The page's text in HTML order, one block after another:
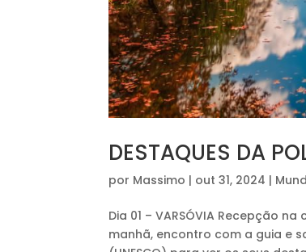
DESTAQUES DA
por Massimo | out 31, 2024 |
Dia 01 – VARSÓVIA Recepção
manhã, encontro com a guia e